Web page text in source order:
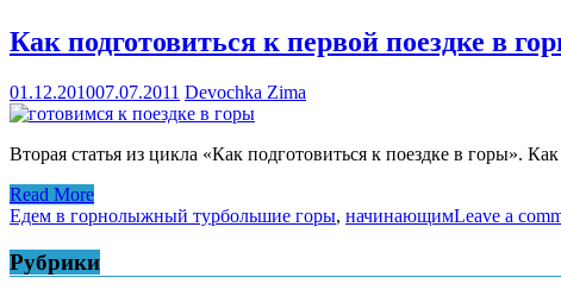
Как подготовиться к первой поездке в
01.12.201007.07.2011 Devochka Zima
Вторая статья из цикла «Как подготовиться к поездке в горы».
Read More
Едем в горнолыжный турбольшие горы, начинающимLeave a
Рубрики